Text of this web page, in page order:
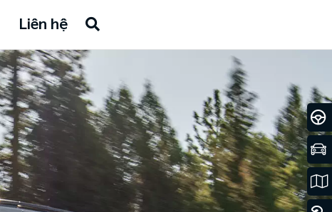
Liên hệ